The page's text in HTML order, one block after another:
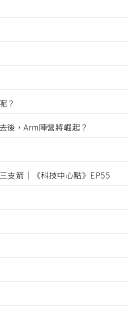
？
後，Arm陣營將崛起？
支箭｜《科技中心點》EP55